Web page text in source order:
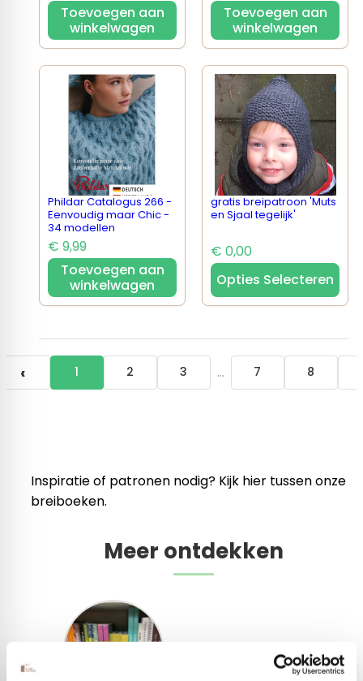
Toevoegen aan
winkelwagen
Toevoegen aan
winkelwagen
Phildar Catalogus 266 -
Eenvoudig maar Chic -
34 modellen
€ 9,99
Toevoegen aan
winkelwagen
gratis breipatroon 'Muts
en Sjaal tegelijk'
€ 0,00
Opties Selecteren
‹ 1 2 3 … 7 8
Inspiratie of patronen nodig? Kijk hier tussen onze
breiboeken.
Meer ontdekken